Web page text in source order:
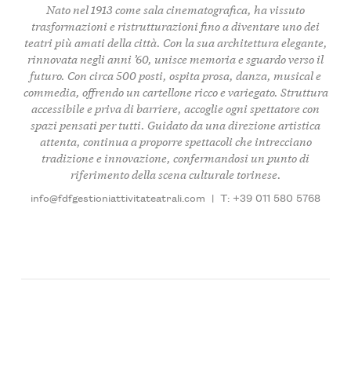
Nato nel 1913 come sala cinematografica, ha vissuto
trasformazioni e ristrutturazioni fino a diventare uno dei
teatri più amati della città. Con la sua architettura elegante,
rinnovata negli anni ’60, unisce memoria e sguardo verso il
futuro. Con circa 500 posti, ospitaprosa, danza, musicale
commedia, offrendo un cartellone ricco e variegato. Struttura
accessibilee priva di barriere, accoglie ogni spettatore con
spazi pensati per tutti. Guidato da una direzione artistica
attenta, continua a proporre spettacoli che intrecciano
tradizioneeinnovazione, confermandosi un punto di
riferimento della scena culturale torinese.
info@fdfgestioniattivitateatrali.com | T: +39 011 580 5768